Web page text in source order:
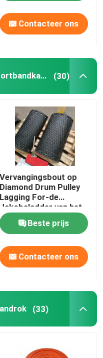
Contacteer ons
De Bekleding van de transportbandkatrol (30)
Vervangingsbout op
Diamond Drum Pulley
Lagging For-de
Jakobsladder van het
Ovenvoer
Beste prijs
Contacteer ons
(33)